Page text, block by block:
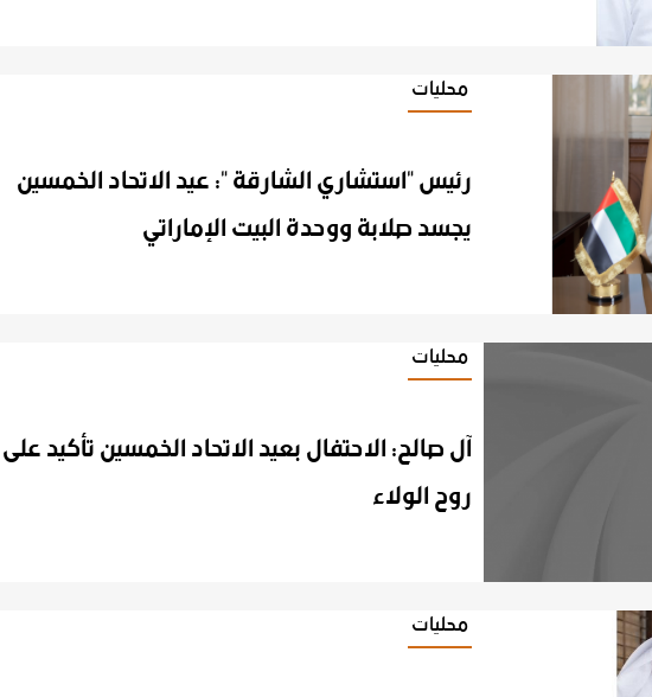
محليات
رئيس "استشاري الشارقة ": عيد الاتحاد الخمسين
يجسد صلابة ووحدة البيت الإماراتي
محليات
آل صالح: الاحتفال بعيد الاتحاد الخمسين تأكيد على
روح الولاء
محليات